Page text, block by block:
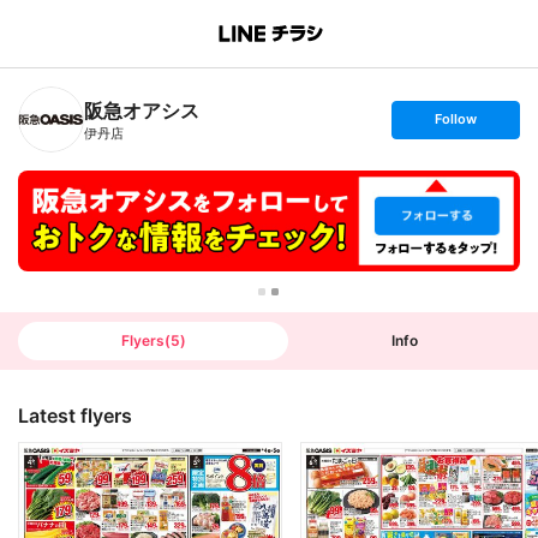
B
n
c
h
T
阪急オアシス
伊丹店
s
t
o
l
l
o
w
Follow
Flyers(5) Info
Latest flyers